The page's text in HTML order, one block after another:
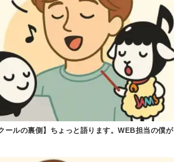
ールの裏側】ちょっと語ります。WEB担当の僕が